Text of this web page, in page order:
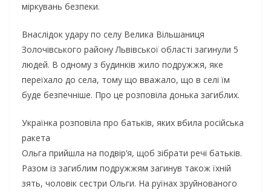
міркувань безпеки.
Внаслідок удару по селу Велика Вільшаниця
Золочівського району Львівської області загинули 5
людей. В одному з будинків жило подружжя, яке
переїхало до села, тому що вважало, що в селі їм
буде безпечніше. Про це розповіла донька загиблих.
Українка розповіла про батьків, яких вбила російська
ракета
Ольга прийшла на подвір’я, щоб зібрати речі батьків.
Разом із загиблим подружжям загинув також їхній
зять, чоловік сестри Ольги. На руїнах зруйнованого